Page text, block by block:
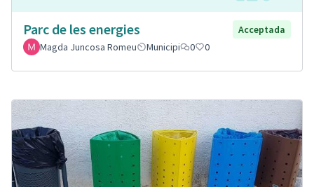
Parc de les energies
Acceptada
Magda Juncosa Romeu
Municipi 0 0